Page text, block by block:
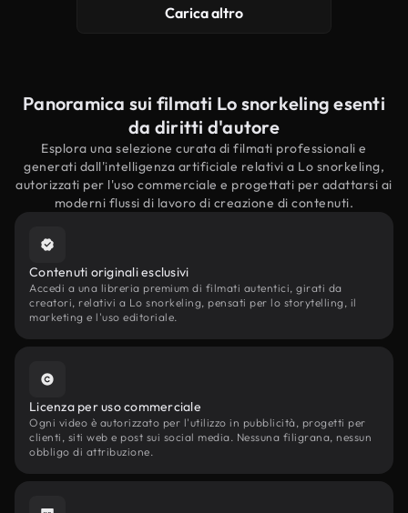
Carica altro
Panoramica sui filmati Lo snorkeling esenti
da diritti d'autore
Esplora una selezione curata di filmati professionali e
generati dall'intelligenza artificiale relativi a Lo snorkeling,
autorizzati per l'uso commerciale e progettati per adattarsi ai
moderni flussi di lavoro di creazione di contenuti.
Contenuti originali esclusivi
Accedi a una libreria premium di filmati autentici, girati da
creatori, relativi a Lo snorkeling, pensati per lo storytelling, il
marketing e l'uso editoriale.
Licenza per uso commerciale
Ogni video è autorizzato per l'utilizzo in pubblicità, progetti per
clienti, siti web e post sui social media. Nessuna filigrana, nessun
obbligo di attribuzione.